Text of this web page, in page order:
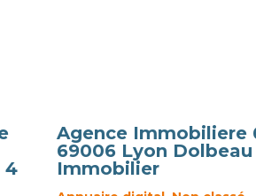
4
Agence Immobiliere
69006 Lyon Dolbeau
Immobilier